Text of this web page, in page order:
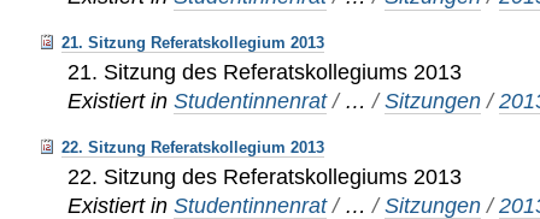
21. Sitzung Referatskollegium 2013
21. Sitzung des Referatskollegiums 2013
Existiert in Studentinnenrat / …/Sitzungen /
22. Sitzung Referatskollegium 2013
22. Sitzung des Referatskollegiums 2013
Existiert in Studentinnenrat / …/Sitzungen /